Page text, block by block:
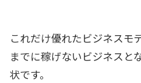
これだけ優れたビジネスモ
までに稼げないビジネスと
状です。